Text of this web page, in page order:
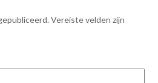
Vereiste velden zijn